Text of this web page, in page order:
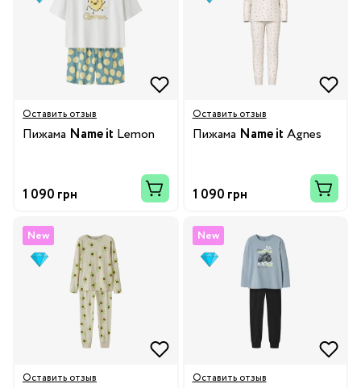
Оставить отзыв
Пижама Name it Lemon
1 090 грн
Оставить отзыв
Пижама Name it Agnes
1 090 грн
New
Оставить отзыв
New
Оставить отзыв